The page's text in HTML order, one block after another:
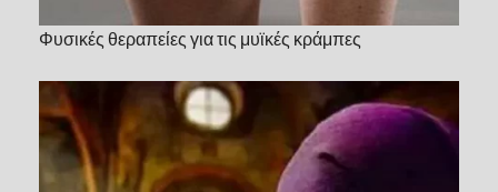
Φυσικές θεραπείες για τις μυϊκές κράμπες